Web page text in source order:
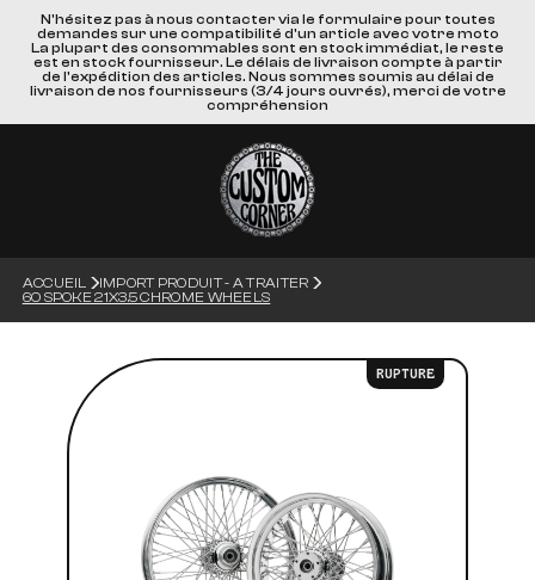
N'hésitez pas à nous contacter via le formulaire pour toutes
demandes sur une compatibilité d'un article avec votre moto
La plupart des consommables sont en stock immédiat, le reste
est en stock fournisseur. Le délais de livraison compte à partir
de l'expédition des articles. Nous sommes soumis au délai de
livraison de nos fournisseurs (3/4 jours ouvrés), merci de votre
compréhension
ACCUEIL
IMPORT PRODUIT - A TRAITER
60 SPOKE 21X3.5 CHROME WHEELS
RUPTURE